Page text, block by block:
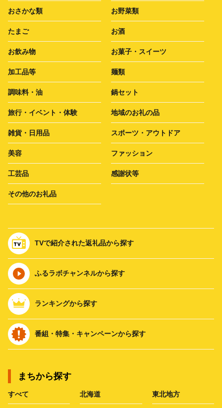
おさかな類 お野菜類
たまご お酒
お飲み物 お菓子・スイーツ
加工品等 麺類
調味料・油 鍋セット
旅行・イベント・体験 地域のお礼の品
雑貨・日用品 スポーツ・アウトドア
美容 ファッション
工芸品 感謝状等
その他のお礼品
TVで紹介された返礼品から探す
ふるラボチャンネルから探す
ランキングから探す
番組・特集・キャンペーンから探す
まちから探す
すべて 北海道 東北地方